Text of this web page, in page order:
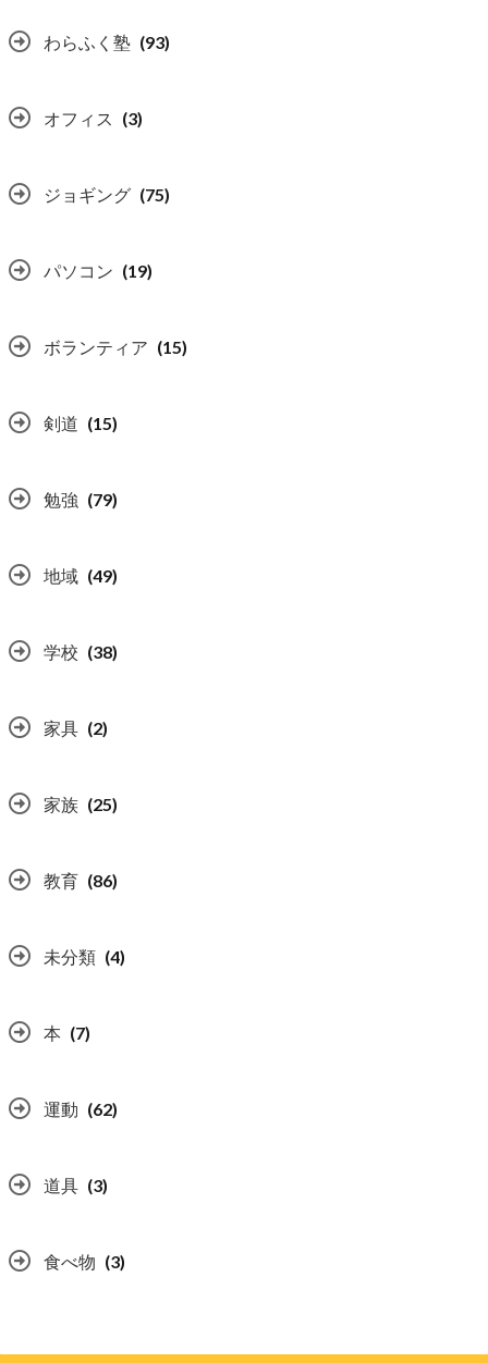
わらふく塾 (93)
オフィス (3)
ジョギング (75)
パソコン (19)
ボランティア (15)
剣道 (15)
勉強 (79)
地域 (49)
学校 (38)
家具 (2)
家族 (25)
教育 (86)
未分類 (4)
本 (7)
運動 (62)
道具 (3)
食べ物 (3)